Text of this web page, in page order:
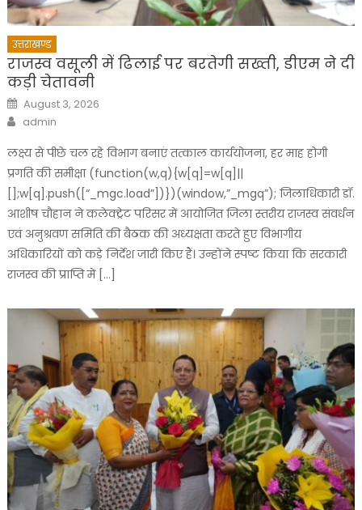
उत्तराखण्ड
राजस्व वसूली में ढिलाई पर बरतेगी सख्ती, डीएम ने दी
कड़ी चेतावनी
Posted
on
August 3, 2026
Author
admin
लक्ष्य से पीछे चल रहे विभाग बनाएं तत्काल कार्ययोजना, हर माह होगी
प्रगति की समीक्षा (function(w,q){w[q]=w[q]||
[];w[q].push([“_mgc.load”])})(window,”_mgq”); जिलाधिकारी डॉ.
आशीष चौहान ने कलेक्ट्रेट परिसर में आयोजित जिला स्तरीय राजस्व संवर्धन
एवं अनुश्रवण समिति की बैठक की अध्यक्षता करते हुए विभागीय
अधिकारियों को कड़े निर्देश जारी किए हैं। उन्होंने स्पष्ट किया कि सरकारी
राजस्व की प्राप्ति में […]